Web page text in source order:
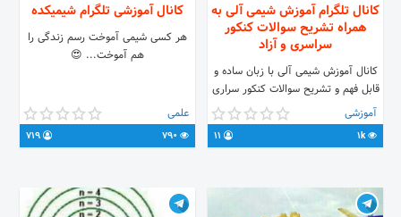
کانال تلگرام آموزش شیمی آلی به
همراه تشریح سوالات کنکور
سراسری و آزاد
کانال آموزش شیمی آلی با زبان ساده و
قابل فهم و تشریح سوالات کنکور سراری
و آزاد.
آموزشی
1k
کانال آموزشی تلگرام شیمیکده
هر کسی شیمی آموخت رسم زندگی را
هم آموخت... 😍
علمی